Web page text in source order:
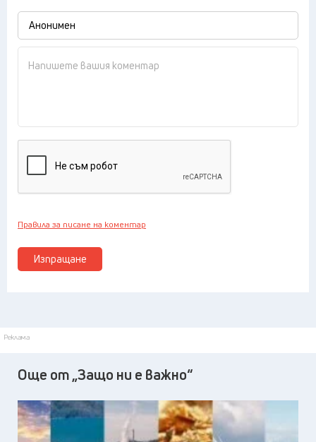
Изпращане
Правила за писане на коментар
Реклама
Още от „Защо ни е важно“